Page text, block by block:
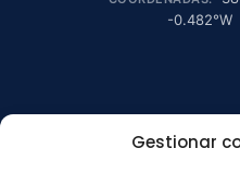
Gestionar
-0.482°W